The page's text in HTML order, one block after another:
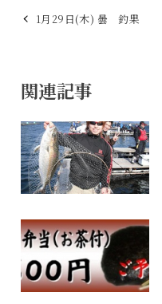
1月29日(木) 曇 釣果
関連記事